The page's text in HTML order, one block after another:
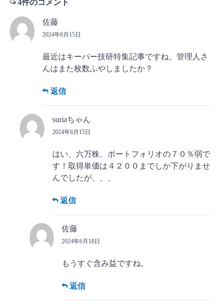
4件のコメント
佐藤
2024年6月15日
最近はキーパー技研特集記事ですね。管理人さ
んはまた枚数ふやしましたか？
返信
suriaちゃん
2024年6月15日
はい、六万株、ポートフォリオの７０％弱で
す！取得単価は４２００までしか下がりませ
んでしたが、、、
返信
佐藤
2024年6月18日
もうすぐ含み益ですね。
返信